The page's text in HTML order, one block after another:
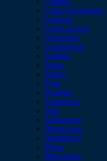
Санкт-Петербург
Саратов
Севастополь
Смоленск
Ставрополь
Тамбов
Тверь
Томск
Тула
Тюмень
Ульяновск
Уфа
Хабаровск
Чебоксары
Челябинск
Югра
Ярославль